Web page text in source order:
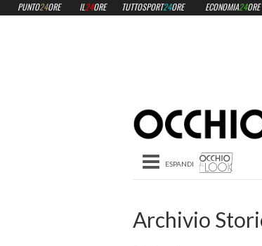
Toggle
Archivio
PUNTO24ORE IL24ORE TUTTOSPORT24ORE ECONOMIA24ORE